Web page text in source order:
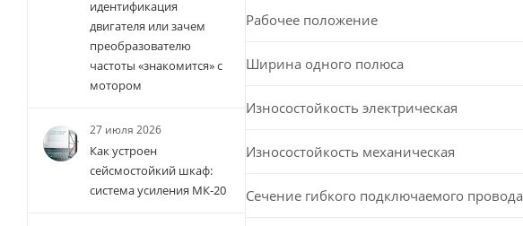
Рабочее положение
Ширина одного полюса
Износостойкость электрическая
Износостойкость механическая
Сечение гибкого подключаемого провода
идентификация
двигателя или зачем
преобразователю
частоты «знакомится» с
мотором
27 июля 2026
Как устроен
сейсмостойкий шкаф:
система усиления МК-20